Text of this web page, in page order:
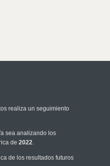
realiza un seguimiento
sea analizando los
de 2022.
de los resultados futuros